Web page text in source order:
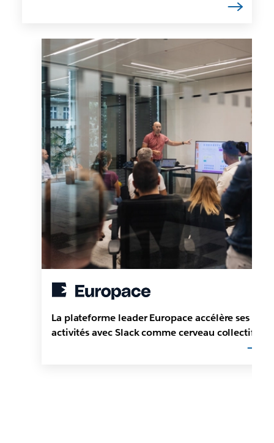
La plateforme leader Europace accélère ses
activités avec Slack comme cerveau collectif